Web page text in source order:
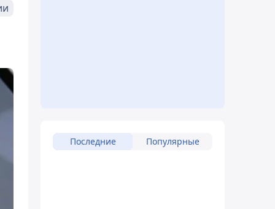
Последние Популярные